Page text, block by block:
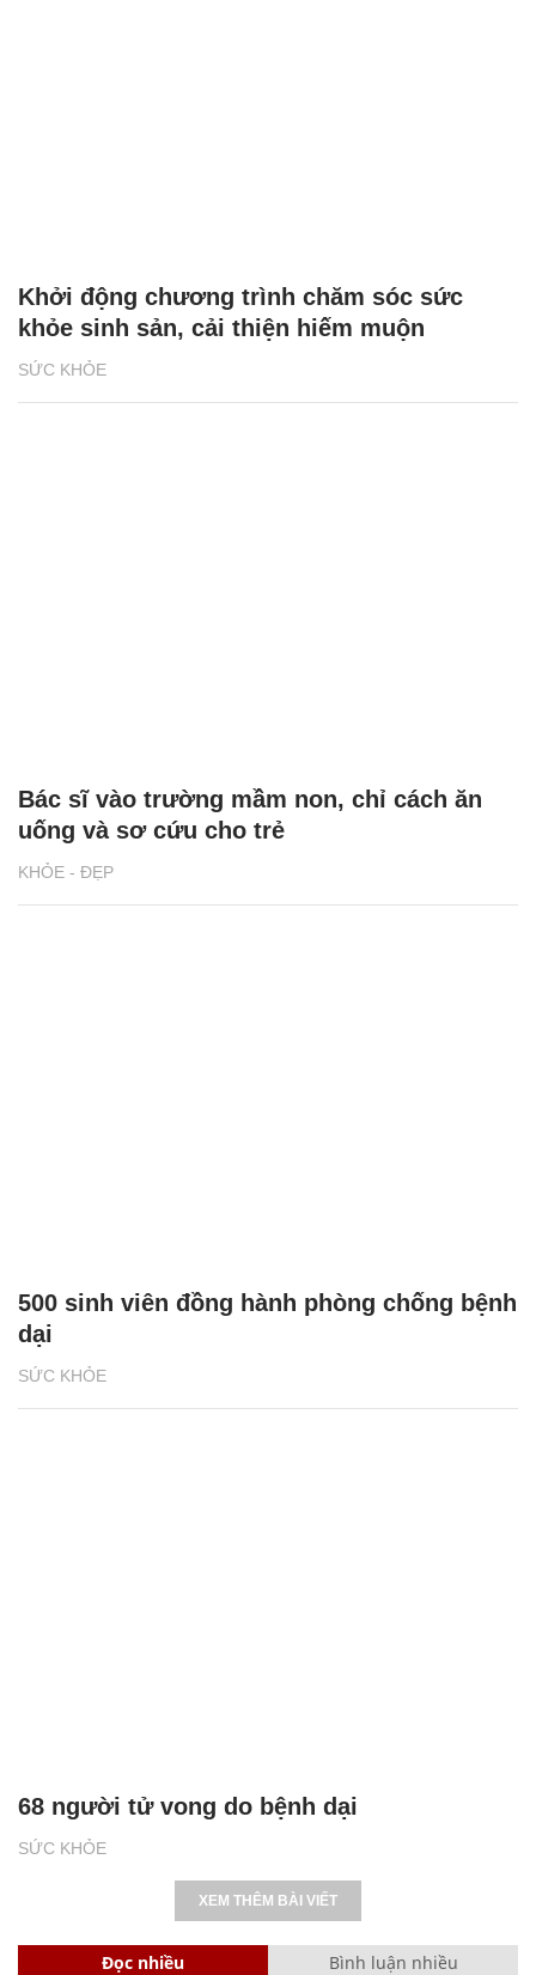
SỨC KHỎE
Khởi động chương trình chăm sóc sức
khỏe sinh sản, cải thiện hiếm muộn
KHỎE - ĐẸP
Bác sĩ vào trường mầm non, chỉ cách ăn
uống và sơ cứu cho trẻ
SỨC KHỎE
500 sinh viên đồng hành phòng chống bệnh
dại
SỨC KHỎE
68 người tử vong do bệnh dại
XEM THÊM BÀI VIẾT
Đọc nhiều Bình luận nhiều